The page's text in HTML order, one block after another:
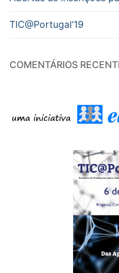
TIC@Portugal’19
COMENTÁRIOS